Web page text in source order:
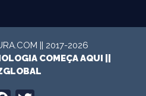
|| 2017-2026
COMEÇA AQUI ||